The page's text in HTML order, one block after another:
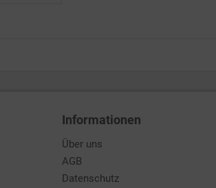
Informationen
Über uns
AGB
Datenschutz